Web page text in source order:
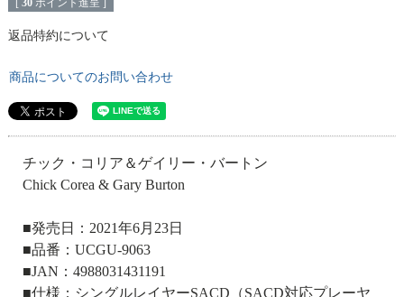
[ 30 ポイント進呈 ]
返品特約について
商品についてのお問い合わせ
チック・コリア＆ゲイリー・バートン
Chick Corea & Gary Burton
■発売日：2021年6月23日
■品番：UCGU-9063
■JAN：4988031431191
■仕様：シングルレイヤーSACD（SACD対応プレーヤ